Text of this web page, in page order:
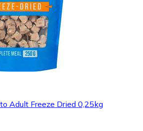
Adult Freeze Dried 0,25kg